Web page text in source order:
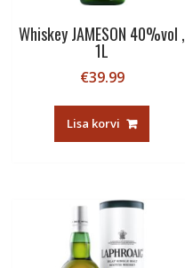
Whiskey JAMESON 40%vol ,
1L
€39.99
Lisa korvi